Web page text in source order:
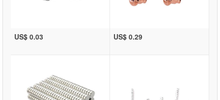
US$ 0.03 US$ 0.29